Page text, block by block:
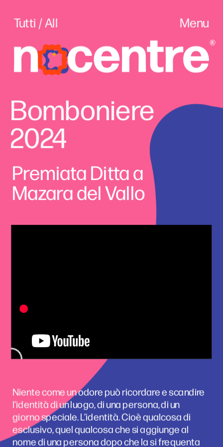
Menu
Tutti / All
Bomboniere
2024
Premiata Ditta a
Mazara del Vallo
Niente come un odore può ricordare e scandire
l’identità di un luogo, di una persona, di un
giorno speciale. L’identità. Cioè qualcosa di
esclusivo, quel qualcosa che si aggiunge al
nome di una persona dopo che la si frequenta